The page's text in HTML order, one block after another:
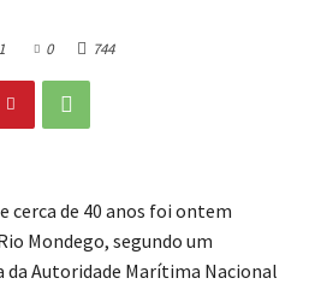
0 744
cerca de 40 anos foi ontem
Mondego, segundo um
da Autoridade Marítima Nacional